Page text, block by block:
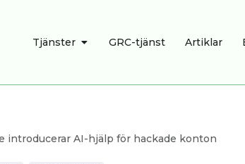
Tjänster ÖPPNA TJÄNSTER
GRC-tjänst Artiklar
introducerar AI-hjälp för hackade konton